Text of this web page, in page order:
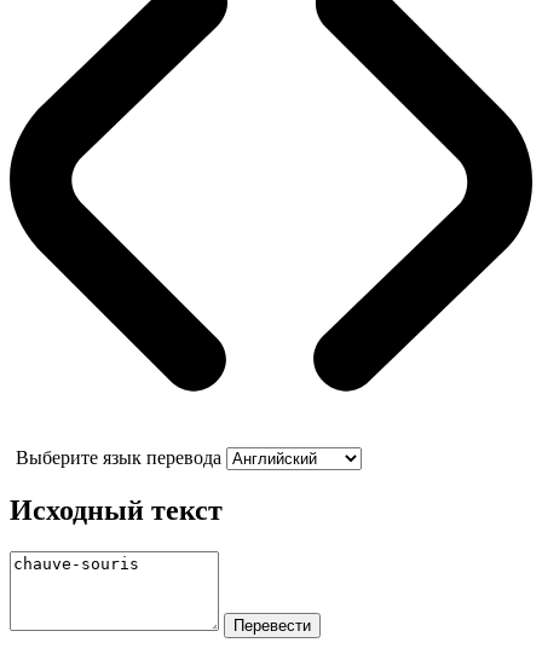
Выберите язык перевода
Исходный текст